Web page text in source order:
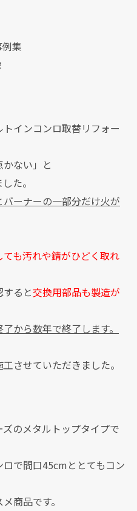
集
インコンロ取替リフォー
かない」と
た。
ーナーの一部分だけ火が
も汚れや錆がひどく取れ
ると交換用部品も製造が
から数年で終了します。
させていただきました。
のメタルトップタイプで
で間口45cmととてもコン
商品です。